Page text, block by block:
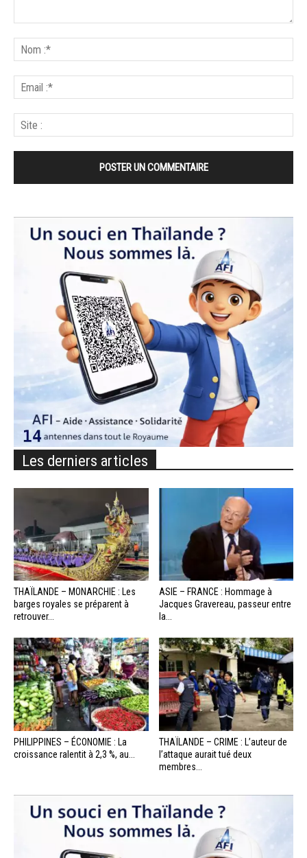
Les derniers articles
THAÏLANDE – MONARCHIE : Les
barges royales se préparent à
retrouver...
ASIE – FRANCE : Hommage à
Jacques Gravereau, passeur entre
la...
PHILIPPINES – ÉCONOMIE : La
croissance ralentit à 2,3 %, au...
THAÏLANDE – CRIME : L’auteur de
l’attaque aurait tué deux
membres...